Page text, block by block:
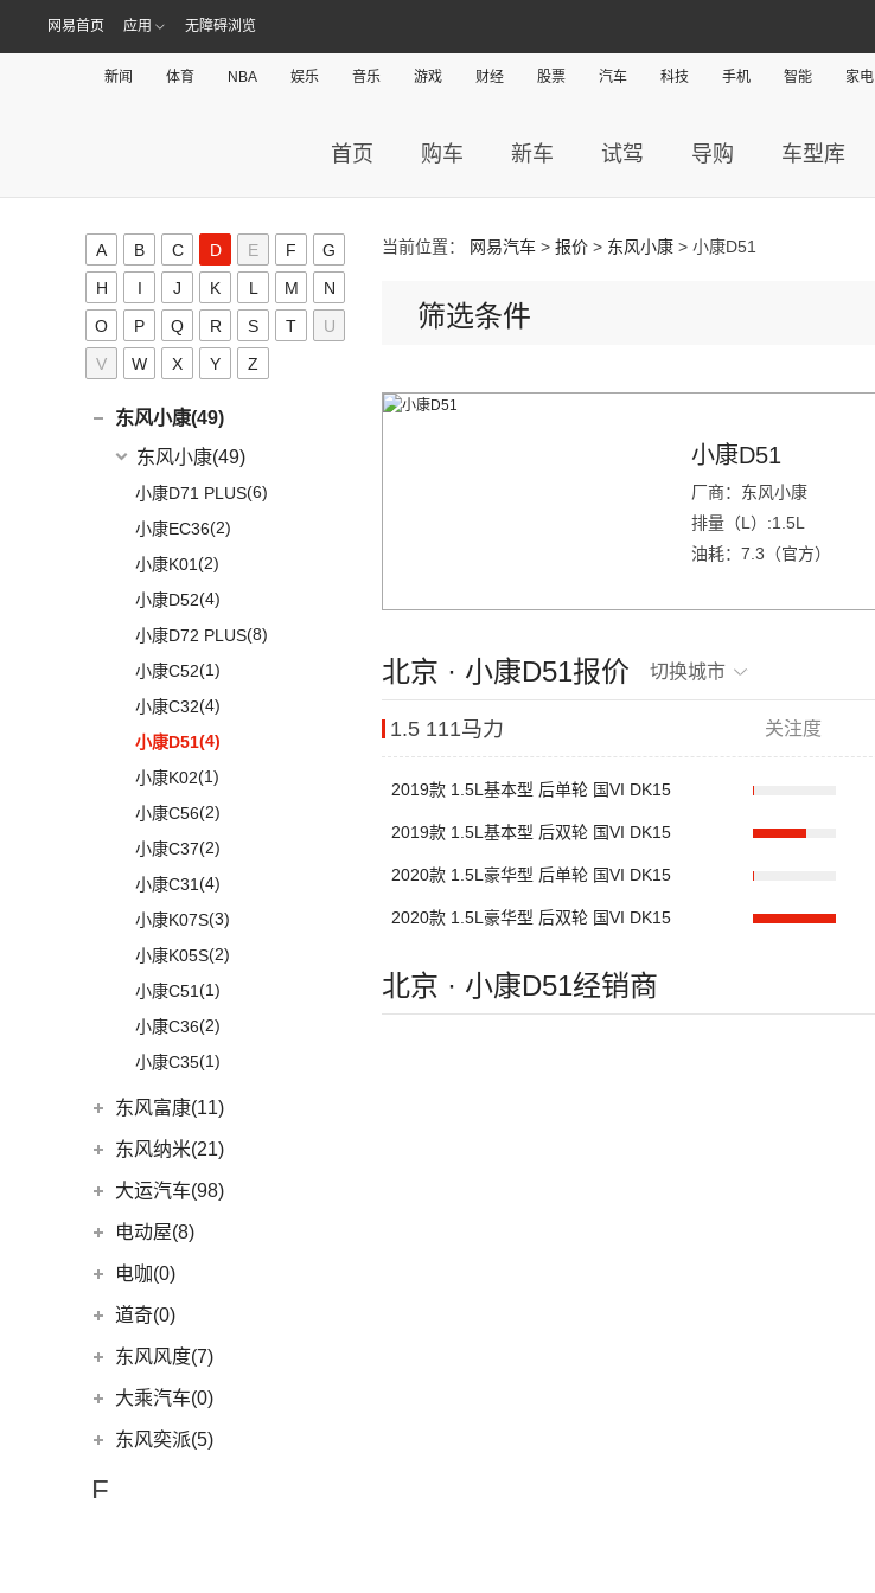
网易首页 应用 无障碍浏览
新闻 体育 NBA 娱乐 音乐 游戏 财经 股票 汽车 科技 手机 智能 家电
首页 购车 新车 试驾 导购 车型库
A B C D E F
G
H
I J K L M
N
O
P Q R S T
U
V
W X Y Z
奔驰G AMG(5)
奔驰C级AMG(14)
梅赛德斯-迈巴赫 (20)
迈巴赫G级(0)
迈巴赫GLS(9)
迈巴赫S级(11)
元Pro
(6)
长安UNI-T
(15)
长安CS15
(3)
逸达
(3)
逸动DT
(3)
长安欧尚X70A(4)
长安欧尚X7 PLUS(21)
长安欧尚A600(1)
长安欧尚X5(18)
长安欧尚科尚 (8)
长安欧尚X7 EV(3)
长安欧尚X7(9)
科赛Pro (27)
欧尚长行(2)
睿行EM80(9)
(10)
睿行M70(4)
长安启源E07(7)
长安启源A07(10)
D
DS(19)
DS 9新能源(3)
DS 7(8)
进口DS(3)
DS 3新能源(3)
ID.7 VIZZION(7)
揽境(32)
高尔夫·纯电(2)
宝来(30)
探影(11)
高尔夫(15)
C-TREK蔚领
高尔夫·嘉旅(5)
探岳GTE (3)
迈腾(22)
速腾(21)
揽巡(14)
高尔夫GTI(3)
ID.6 CROZZ
宝来·纯电(2)
T-ROC探歌
大众CC(16)
ID.4 CROZZ
迈腾GTE(2)
探岳(11)
大众CC猎装车
探岳X(4)
上汽大众(225)
朗逸(21)
途昂X(20)
途观L PHEV
(9)
途安L(11)
ID.6 X(10)
凌渡(9)
ID.4 X
新桑塔纳 (4)
帕萨特PHEV
东南DX3 EV
A5翼舞 (7)
东南DX5(10)
东南DX7(4)
(10)
郑州日产(214)
锐骐6(70)
锐骐7(69)
帕拉索 (16)
锐骐(46)
东风汽车(73)
御风(41)
御风P16(30)
俊风E11K(1)
俊风ER30(1)
东风日产启辰(62)
东风日产(62)
东风日产启辰-T90
(4)
东风日产启辰-T70
东风日产启辰-e30
东风日产启辰-D60
启辰大V(9)
东风日产启辰-T60
东风风神(108)
东风乘用车
(108)
皓极
(9)
奕炫GS
东风风行(196)
东风柳汽(196)
景逸S50(3)
菱智M5 EV
风行SX6
风行T1EV
风行雷霆
风行S50 EV
菱智M3
星海V9
风行T5
菱智M5
风行T5 EVO
风行游艇
风行M7
菱智V3
菱智PLUS
风行S60 EV
风行M7新能源
东风风光(96)
东风小康(96)
风光500(6)
风光S560(11)
风光370(4)
风光ix5(7)
风光330(9)
风光580(12)
风光E1(4)
风光ix7(10)
风光MINI EV
风光380(17)
风光E3(6)
东风小康(49)
东风小康(49)
小康D71 PLUS(6)
小康EC36(2)
小康K01 (2)
小康D52(4)
小康D72 PLUS(8)
小康C52(1)
小康C32(4)
小康D51(4)
小康K02(1)
小康C56(2)
小康C37(2)
小康C31 (4)
小康K07S(3)
小康K05S(2)
小康C51 (1)
小康C36(2)
小康C35(1)
东风富康(11)
东风富康(11)
富康ES600(4)
富康ES500
东风纳米(21)
东风汽车(21)
东风EX1
纳米BOX
大运汽车(98)
大运汽车
远志M1
大运皮卡
电动屋(8)
重庆小电天体
YOUNG光小新
电咖(0)
道奇(0)
东风风度(7)
郑州日产(7)
帕拉丁(7)
大乘汽车(0)
东风奕派(5)
F
当前位置： 网易汽车 > 报价 > 东风小康 > 小康D51
筛选条件
小康D51
厂商：东风小康
排量（L）:1.5L
油耗：7.3（官方）
北京 · 小康D51报价 切换城市
1.5 111马力 关注度
2019款 1.5L基本型 后单轮 国VI DK15
2019款 1.5L基本型 后双轮 国VI DK15
2020款 1.5L豪华型 后单轮 国VI DK15
2020款 1.5L豪华型 后双轮 国VI DK15
北京 · 小康D51经销商